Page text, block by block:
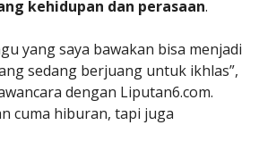
kehidupan dan perasaan.
yang saya bawakan bisa menjadi
sedang berjuang untuk ikhlas”,
dengan Liputan6.com.
cuma hiburan, tapi juga